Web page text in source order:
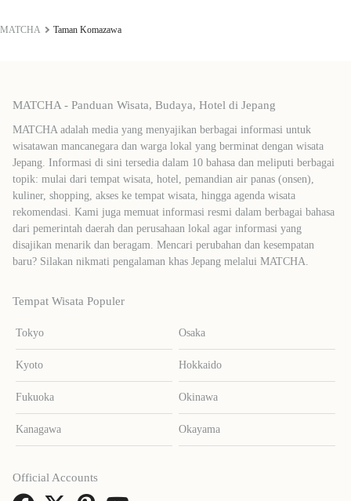
MATCHA Taman Komazawa
MATCHA - Panduan Wisata, Budaya, Hotel di Jepang
MATCHA adalah media yang menyajikan berbagai informasi untuk
wisatawan mancanegara dan warga lokal yang berminat dengan wisata
Jepang. Informasi di sini tersedia dalam 10 bahasa dan meliputi berbagai
topik: mulai dari tempat wisata, hotel, pemandian air panas (onsen),
kuliner, shopping, akses ke tempat wisata, hingga agenda wisata
rekomendasi. Kami juga memuat informasi resmi dalam berbagai bahasa
dari pemerintah daerah dan perusahaan lokal agar informasi yang
disajikan menarik dan beragam. Mencari perubahan dan kesempatan
baru? Silakan nikmati pengalaman khas Jepang melalui MATCHA.
Tempat Wisata Populer
Tokyo Osaka
Kyoto Hokkaido
Fukuoka Okinawa
Kanagawa Okayama
Official Accounts